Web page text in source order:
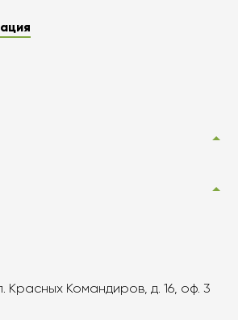
Красных Командиров, д. 16, оф. 3